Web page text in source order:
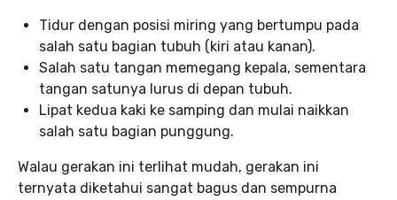
Tidur dengan posisi miring yang bertumpu pada
salah satu bagian tubuh (kiri atau kanan).
Salah satu tangan memegang kepala, sementara
tangan satunya lurus di depan tubuh.
Lipat kedua kaki ke samping dan mulai naikkan
salah satu bagian punggung.
Walau gerakan ini terlihat mudah, gerakan ini
ternyata diketahui sangat bagus dan sempurna